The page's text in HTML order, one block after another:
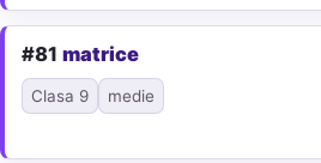
#81 matrice
Clasa 9 medie